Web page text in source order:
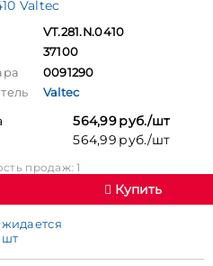
Valtec
VT.281.N.0410
37100
0091290
Valtec
564,99 руб./шт
564,99 руб./шт
продаж: 1
Купить
шт